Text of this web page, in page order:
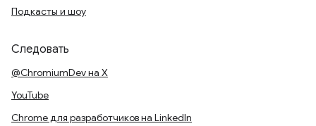
Подкасты и шоу
Следовать
@ChromiumDev на X
YouTube
Chrome для разработчиков на LinkedIn